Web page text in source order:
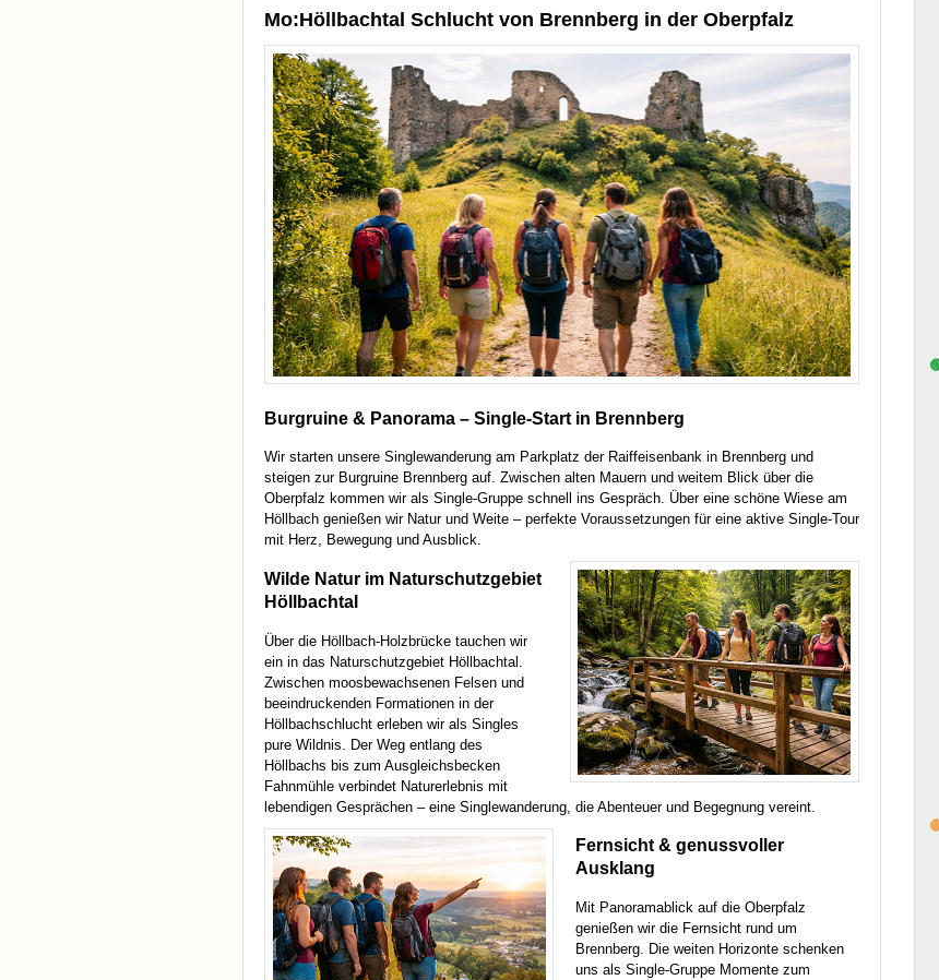
Mo:Höllbachtal Schlucht von Brennberg in der Oberpfalz
Burgruine & Panorama – Single-Start in Brennberg
Wir starten unsere Singlewanderung am Parkplatz der Raiffeisenbank in Brennberg und
steigen zur Burgruine Brennberg auf. Zwischen alten Mauern und weitem Blick über die
Oberpfalz kommen wir als Single-Gruppe schnell ins Gespräch. Über eine schöne Wiese am
Höllbach genießen wir Natur und Weite – perfekte Voraussetzungen für eine aktive Single-Tour
mit Herz, Bewegung und Ausblick.
Wilde Natur im Naturschutzgebiet
Höllbachtal
Über die Höllbach-Holzbrücke tauchen wir
ein in das Naturschutzgebiet Höllbachtal.
Zwischen moosbewachsenen Felsen und
beeindruckenden Formationen in der
Höllbachschlucht erleben wir als Singles
pure Wildnis. Der Weg entlang des
Höllbachs bis zum Ausgleichsbecken
Fahnmühle verbindet Naturerlebnis mit
lebendigen Gesprächen – eine Singlewanderung, die Abenteuer und Begegnung vereint.
Fernsicht & genussvoller
Ausklang
Mit Panoramablick auf die Oberpfalz
genießen wir die Fernsicht rund um
Brennberg. Die weiten Horizonte schenken
uns als Single-Gruppe Momente zum